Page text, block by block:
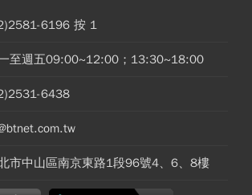
6196 按 1
至週五09:00~12:00；13:30~18:00
6438
市中山區南京東路1段96號4、6、8樓